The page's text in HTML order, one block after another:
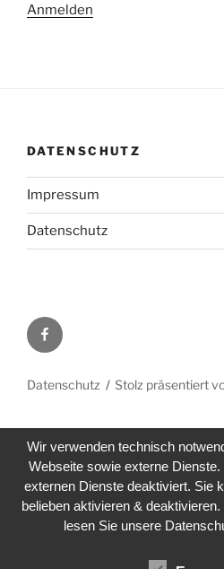
Anmelden
DATENSCHUTZ
Impressum
Datenschutz
Facebook
Datenschutz Stolz präsentiert
Wir verwenden technisch
Webseite sowie externe
externen Dienste deaktiviert. Sie
belieben aktivieren &
lesen Sie unsere